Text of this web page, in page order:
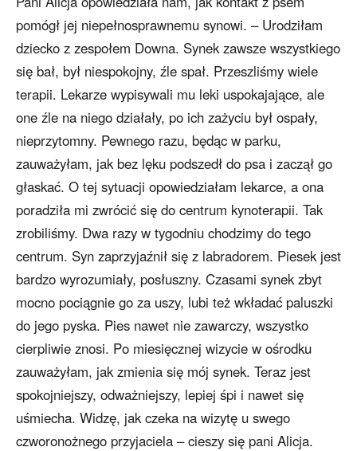
pomógł jej niepełnosprawnemu synowi. – Urodziłam
dziecko z zespołem Downa. Synek zawsze wszystkiego
się bał, był niespokojny, źle spał. Przeszliśmy wiele
terapii. Lekarze wypisywali mu leki uspokajające, ale
one źle na niego działały, po ich zażyciu był ospały,
nieprzytomny. Pewnego razu, będąc w parku,
zauważyłam, jak bez lęku podszedł do psa i zaczął go
głaskać. O tej sytuacji opowiedziałam lekarce, a ona
poradziła mi zwrócić się do centrum kynoterapii. Tak
zrobiliśmy. Dwa razy w tygodniu chodzimy do tego
centrum. Syn zaprzyjaźnił się z labradorem. Piesek jest
bardzo wyrozumiały, posłuszny. Czasami synek zbyt
mocno pociągnie go za uszy, lubi też wkładać paluszki
do jego pyska. Pies nawet nie zawarczy, wszystko
cierpliwie znosi. Po miesięcznej wizycie w ośrodku
zauważyłam, jak zmienia się mój synek. Teraz jest
spokojniejszy, odważniejszy, lepiej śpi i nawet się
uśmiecha. Widzę, jak czeka na wizytę u swego
czworonożnego przyjaciela – cieszy się pani Alicja.